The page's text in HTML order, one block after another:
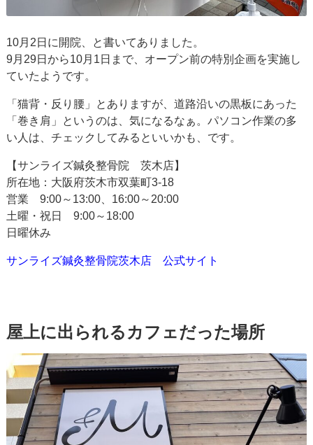
10月2日に開院、と書いてありました。
9月29日から10月1日まで、オープン前の特別企画を実施し
ていたようです。
「猫背・反り腰」とありますが、道路沿いの黒板にあった
「巻き肩」というのは、気になるなぁ。パソコン作業の多
い人は、チェックしてみるといいかも、です。
【サンライズ鍼灸整骨院 茨木店】
所在地：大阪府茨木市双葉町3-18
営業 9:00～13:00、16:00～20:00
土曜・祝日 9:00～18:00
日曜休み
サンライズ鍼灸整骨院茨木店 公式サイト
屋上に出られるカフェだった場所